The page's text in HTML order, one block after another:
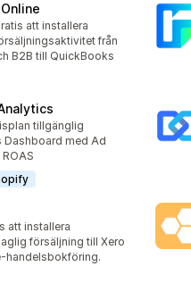
totaltatt installera
från
B2B till QuickBooks
totalt tillgänglig
Dashboard med Ad
totalt
att installera
försäljning till Xero
handelsbokföring.